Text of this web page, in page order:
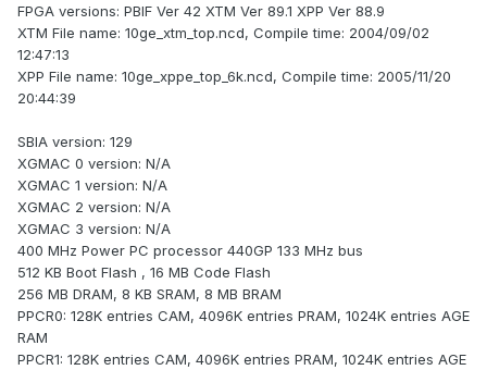
FPGA versions: PBIF Ver 42 XTM Ver 89.1 XPP Ver 88.9
XTM File name: 10ge_xtm_top.ncd, Compile time: 2004/09/02
12:47:13
XPP File name: 10ge_xppe_top_6k.ncd, Compile time: 2005/11/20
20:44:39
SBIA version: 129
XGMAC 0 version: N/A
XGMAC 1 version: N/A
XGMAC 2 version: N/A
XGMAC 3 version: N/A
400 MHz Power PC processor 440GP 133 MHz bus
512 KB Boot Flash , 16 MB Code Flash
256 MB DRAM, 8 KB SRAM, 8 MB BRAM
PPCR0: 128K entries CAM, 4096K entries PRAM, 1024K entries AGE
RAM
PPCR1: 128K entries CAM, 4096K entries PRAM, 1024K entries AGE